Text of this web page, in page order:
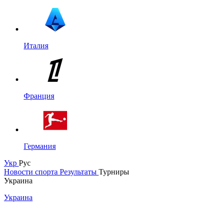
Италия
Франция
Германия
Укр Рус
Новости спорта Результаты Турниры
Украина
Украина